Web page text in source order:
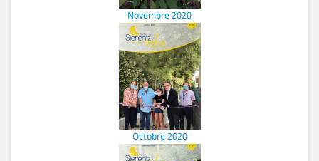
Novembre 2020
Octobre 2020